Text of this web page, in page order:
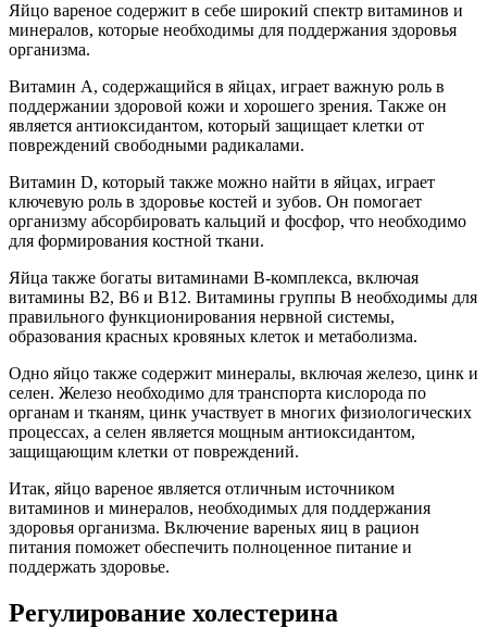
Яйцо вареное содержит в себе широкий спектр витаминов и
минералов, которые необходимы для поддержания здоровья
организма.
Витамин А, содержащийся в яйцах, играет важную роль в
поддержании здоровой кожи и хорошего зрения. Также он
является антиоксидантом, который защищает клетки от
повреждений свободными радикалами.
Витамин D, который также можно найти в яйцах, играет
ключевую роль в здоровье костей и зубов. Он помогает
организму абсорбировать кальций и фосфор, что необходимо
для формирования костной ткани.
Яйца также богаты витаминами В-комплекса, включая
витамины В2, В6 и В12. Витамины группы В необходимы для
правильного функционирования нервной системы,
образования красных кровяных клеток и метаболизма.
Одно яйцо также содержит минералы, включая железо, цинк и
селен. Железо необходимо для транспорта кислорода по
органам и тканям, цинк участвует в многих физиологических
процессах, а селен является мощным антиоксидантом,
защищающим клетки от повреждений.
Итак, яйцо вареное является отличным источником
витаминов и минералов, необходимых для поддержания
здоровья организма. Включение вареных яиц в рацион
питания поможет обеспечить полноценное питание и
поддержать здоровье.
Регулирование холестерина